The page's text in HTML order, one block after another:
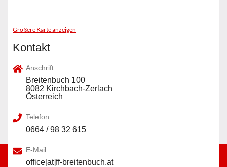
Größere Karte anzeigen
Kontakt
Anschrift:
Breitenbuch 100
8082 Kirchbach-Zerlach
Österreich
Telefon:
0664 / 98 32 615
E-Mail:
office[at]ff-breitenbuch.at